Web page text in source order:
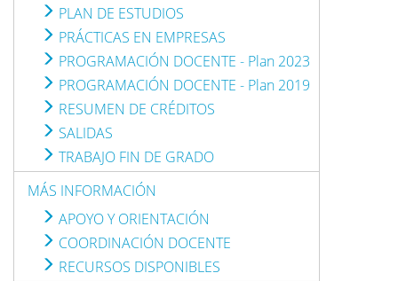
PLAN DE ESTUDIOS
PRÁCTICAS EN EMPRESAS
PROGRAMACIÓN DOCENTE - Plan 2023
PROGRAMACIÓN DOCENTE - Plan 2019
RESUMEN DE CRÉDITOS
SALIDAS
TRABAJO FIN DE GRADO
MÁS INFORMACIÓN
APOYO Y ORIENTACIÓN
COORDINACIÓN DOCENTE
RECURSOS DISPONIBLES